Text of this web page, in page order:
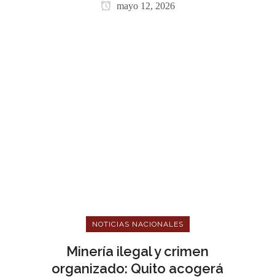
mayo 12, 2026
NOTICIAS NACIONALES
Minería ilegal y crimen
organizado: Quito acogerá